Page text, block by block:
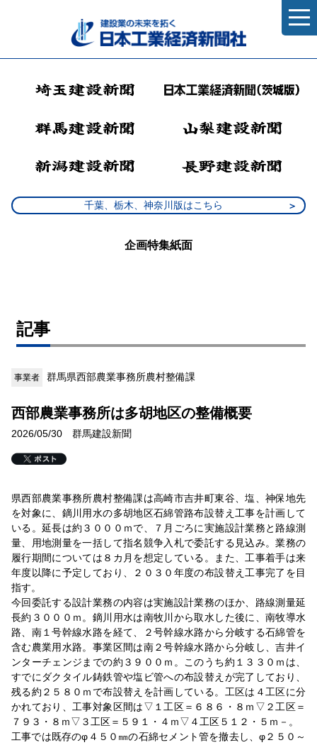
千葉、栃木、神奈川版はこちら
企画特集紙面
記事
事業者 群馬県西部農業事務所農村整備課
西部農業事務所は多胡地区の整備概要
2026/05/30 群馬建設新聞
県西部農業事務所農村整備課は高崎市吉井町東谷、塩、神保地先
を対象に、鏑川用水の多胡地区石綿管路布設替え工事を計画して
いる。延長は約３０００ｍで、７月ごろに実施設計業務と路線測
量、用地測量を一括して指名競争入札で委託する見込み。業務の
履行期間については８カ月を想定している。また、工事着手は来
年度以降に予定しており、２０３０年度の布設替え工事完了を目
指す。
今回委託する設計業務の内容は実施設計業務のほか、路線測量延
長約３０００ｍ。鏑川用水は南牧川から取水した後に、南牧導水
路、南１号幹線水路を経て、２号幹線水路から分岐する石綿管を
含む農業用水路。事業区間は南２号幹線水路から分岐し、吉井イ
ンターチェンジまでの約３９００ｍ。このうち約１３３０ｍは、
すでにダクタイル鋳鉄管や塩ビ管への布設替えが完了しており、
残る約２５８０ｍで布設替えを計画している。工区は４工区に分
かれており、工事対象区間は▽１工区＝６８６・８ｍ▽２工区＝
７９３・８ｍ▽３工区＝５９１・４ｍ▽４工区５１２・５ｍ－。
工事では既存のφ４５０㎜の石綿セメント管を撤去し、φ２５０～